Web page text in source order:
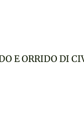
E ORRIDO DI